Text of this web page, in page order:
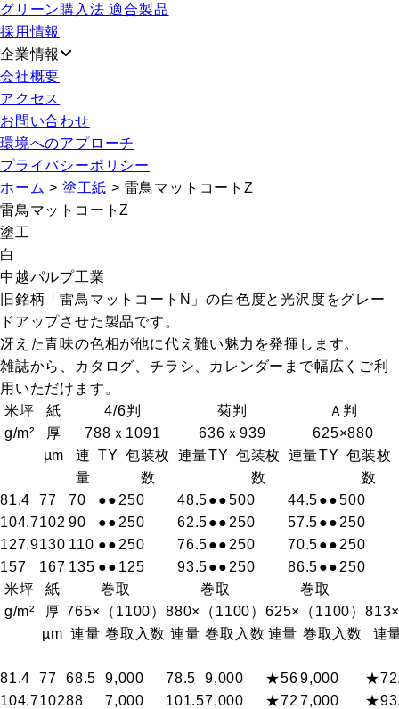
グリーン購入法 適合製品
採用情報
企業情報
会社概要
アクセス
お問い合わせ
環境へのアプローチ
プライバシーポリシー
ホーム > 塗工紙 > 雷鳥マットコートZ
雷鳥マットコートZ
塗工
白
中越パルプ工業
旧銘柄「雷鳥マットコートN」の白色度と光沢度をグレー
ドアップさせた製品です。
冴えた青味の色相が他に代え難い魅力を発揮します。
雑誌から、カタログ、チラシ、カレンダーまで幅広くご利
用いただけます。
米坪
g/m²
紙
厚
µm
4/6判
788ｘ1091
菊判
636ｘ939
Ａ判
625×880
連
量
TY 包装枚
数
連量TY 包装枚
数
連量TY
包装枚
数
81.4
77 70 ●● 250 48.5●●500 44.5●●500
104.7102 90 ●● 250 62.5●● 250 57.5●● 250
127.9130 110 ●● 250 76.5●● 250 70.5●● 250
157
167 135 ●● 125 93.5●● 250 86.5●● 250
米坪
g/m²
紙
厚
µm
巻取
765×（1100）
巻取
880×（1100）
巻取
625×（1100）
連量 巻取入数 連量 巻取入数 連量 巻取入数 連
81.4 77 68.5 9,000 78.5 9,000 ★569,000
104.710288 7,000 101.57,000 ★72 7,000